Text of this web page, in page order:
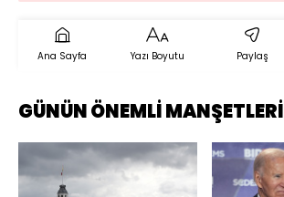
Ana Sayfa Yazı Boyutu Paylaş
GÜNÜN ÖNEMLİ MANŞETLERİ